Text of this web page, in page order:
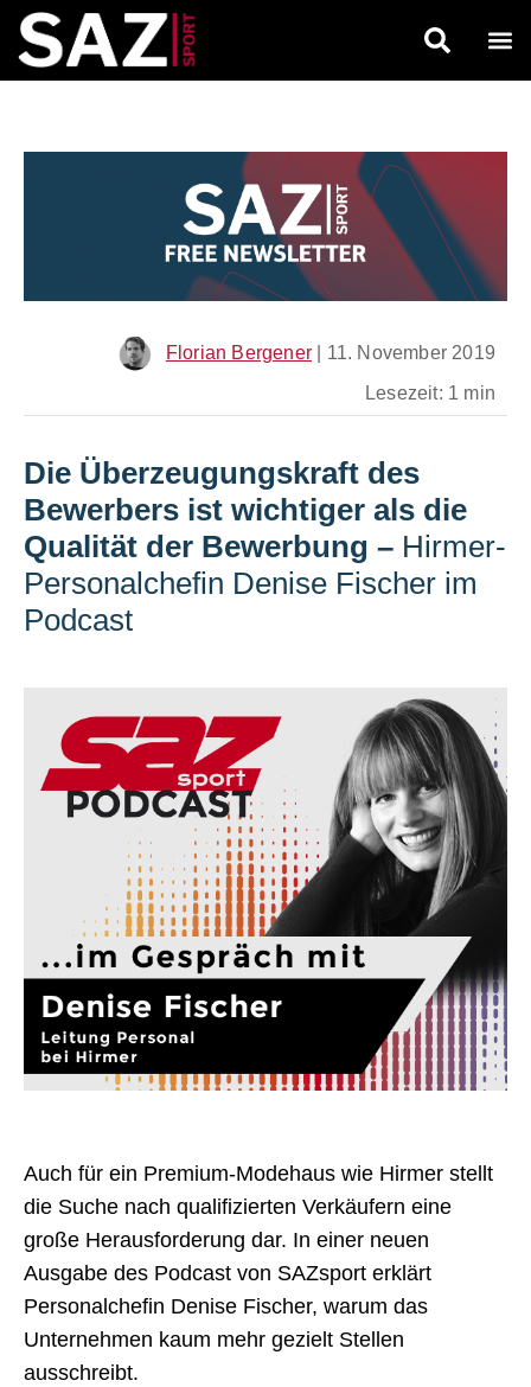
Florian Bergener
11. November 2019
Lesezeit: 1 min
Die Überzeugungskraft des
Bewerbers ist wichtiger als die
Qualität der Bewerbung – Hirmer-
Personalchefin Denise Fischer im
Podcast
Auch für ein Premium-Modehaus wie Hirmer stellt
die Suche nach qualifizierten Verkäufern eine
große Herausforderung dar. In einer neuen
Ausgabe des Podcast von SAZsport erklärt
Personalchefin Denise Fischer, warum das
Unternehmen kaum mehr gezielt Stellen
ausschreibt.